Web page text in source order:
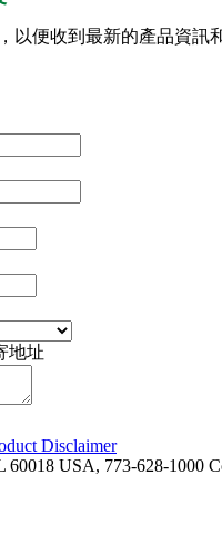
以便收到最新的產品資
地址
Disclaimer
60018 USA, 773-628-1000